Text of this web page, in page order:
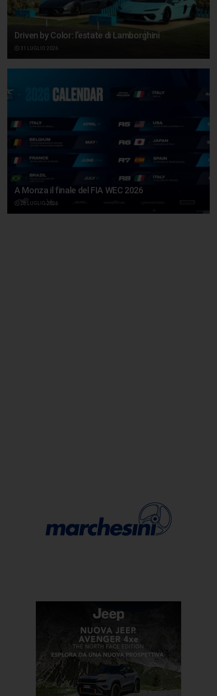
Driven by Color: l’estate di Lamborghini
31 LUGLIO 2026
A Monza il finale del FIA WEC 2026
28 LUGLIO 2026